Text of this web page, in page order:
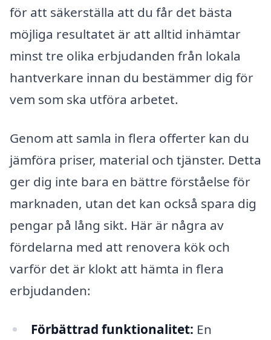
för att säkerställa att du får det bästa
möjliga resultatet är att alltid inhämtar
minst tre olika erbjudanden från lokala
hantverkare innan du bestämmer dig för
vem som ska utföra arbetet.
Genom att samla in flera offerter kan du
jämföra priser, material och tjänster. Detta
ger dig inte bara en bättre förståelse för
marknaden, utan det kan också spara dig
pengar på lång sikt. Här är några av
fördelarna med att renovera kök och
varför det är klokt att hämta in flera
erbjudanden:
Förbättrad funktionalitet: En